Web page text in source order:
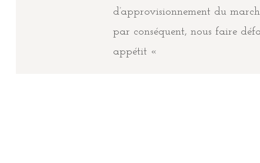
d’approvisionnement du
par conséquent, nous faire
appétit «